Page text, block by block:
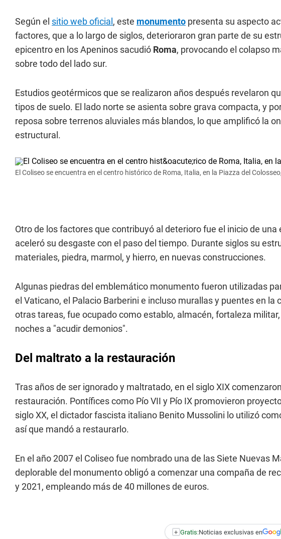
Según el sitio web oficial , este monumento presenta su aspecto
factores, que a lo largo de siglos, deterioraron gran parte de su
epicentro en los Apeninos sacudió Roma, provocando el colapso
sobre todo del lado sur.
Estudios geotérmicos que se realizaron años después revelaron
tipos de suelo. El lado norte se asienta sobre grava compacta, y
reposa sobre terrenos aluviales más blandos, lo que amplificó la
estructural.
El Coliseo se encuentra en el centro histórico de Roma, Italia, en la Piazza del
Otro de los factores que contribuyó al deterioro fue el inicio de
aceleró su desgaste con el paso del tiempo. Durante siglos su
materiales, piedra, marmol, y hierro, en nuevas construcciones.
Algunas piedras del emblemático monumento fueron utilizadas
el Vaticano, el Palacio Barberini e incluso murallas y puentes en la
otras tareas, fue ocupado como establo, almacén, fortaleza
noches a "acudir demonios".
Del maltrato a la restauración
Tras años de ser ignorado y maltratado, en el siglo XIX
restauración. Pontífices como Pío VII y Pío IX promovieron
siglo XX, el dictador fascista italiano Benito Mussolini lo utilizó
así que mandó a restaurarlo.
En el año 2007 el Coliseo fue nombrado una de las Siete Nuevas
deplorable del monumento obligó a comenzar una compaña de
y 2021, empleando más de 40 millones de euros.
+ Gratis:Noticias exclusivas en